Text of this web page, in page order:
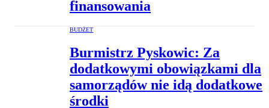
finansowania
BUDŻET
Burmistrz Pyskowic: Za
dodatkowymi obowiązkami dla
samorządów nie idą dodatkowe
środki